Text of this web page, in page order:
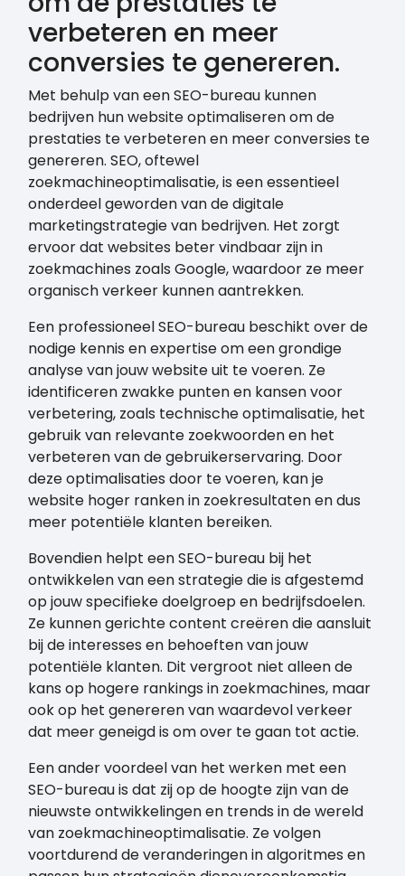
verbeteren en meer
conversies te genereren.
Met behulp van een SEO-bureau kunnen
bedrijven hun website optimaliseren om de
prestaties te verbeteren en meer conversies te
genereren. SEO, oftewel
zoekmachineoptimalisatie, is een essentieel
onderdeel geworden van de digitale
marketingstrategie van bedrijven. Het zorgt
ervoor dat websites beter vindbaar zijn in
zoekmachines zoals Google, waardoor ze meer
organisch verkeer kunnen aantrekken.
Een professioneel SEO-bureau beschikt over de
nodige kennis en expertise om een grondige
analyse van jouw website uit te voeren. Ze
identificeren zwakke punten en kansen voor
verbetering, zoals technische optimalisatie, het
gebruik van relevante zoekwoorden en het
verbeteren van de gebruikerservaring. Door
deze optimalisaties door te voeren, kan je
website hoger ranken in zoekresultaten en dus
meer potentiële klanten bereiken.
Bovendien helpt een SEO-bureau bij het
ontwikkelen van een strategie die is afgestemd
op jouw specifieke doelgroep en bedrijfsdoelen.
Ze kunnen gerichte content creëren die aansluit
bij de interesses en behoeften van jouw
potentiële klanten. Dit vergroot niet alleen de
kans op hogere rankings in zoekmachines, maar
ook op het genereren van waardevol verkeer
dat meer geneigd is om over te gaan tot actie.
Een ander voordeel van het werken met een
SEO-bureau is dat zij op de hoogte zijn van de
nieuwste ontwikkelingen en trends in de wereld
van zoekmachineoptimalisatie. Ze volgen
voortdurend de veranderingen in algoritmes en